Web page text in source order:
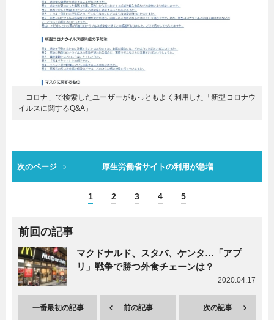
「コロナ」で検索したユーザーがもっともよく利用した「新型コロナウ
イルスに関するQ&A」
次のページ 厚生労働省サイトの利用が急増
1 2 3 4 5
前回の記事
マクドナルド、スタバ、ケンタ…「アプ
リ」戦争で勝つ外食チェーンは？
2020.04.17
一番最初の記事 前の記事 次の記事